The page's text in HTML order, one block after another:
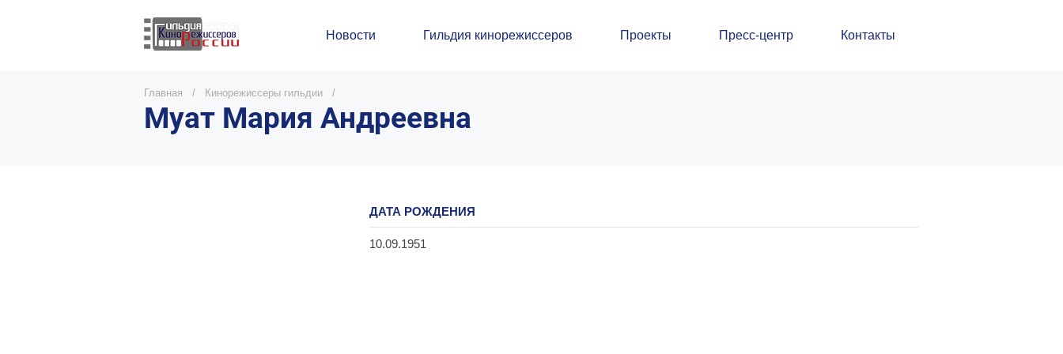
Новости Гильдия кинорежиссеров Проекты Пресс-центр Контакты
Главная / Кинорежиссеры гильдии /
Муат Мария Андреевна
ДАТА РОЖДЕНИЯ
10.09.1951